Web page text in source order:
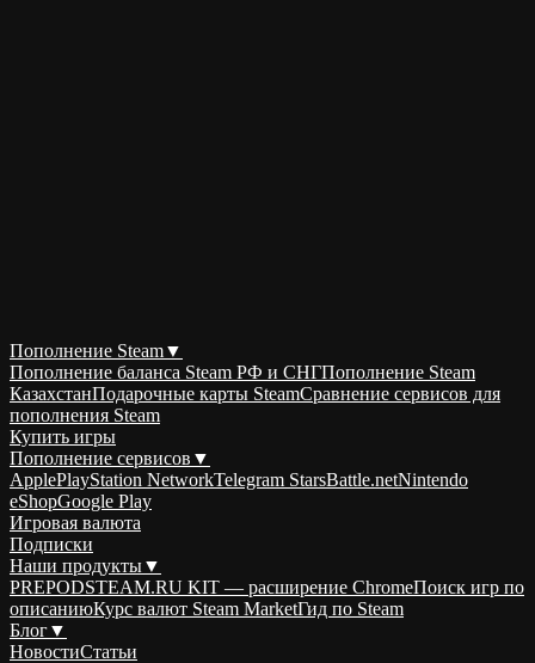
Пополнение Steam▼
Пополнение баланса Steam РФ и СНГПополнение Steam
КазахстанПодарочные карты SteamСравнение сервисов для
пополнения Steam
Купить игры
Пополнение сервисов ▼
ApplePlayStation NetworkTelegram StarsBattle.netNintendo
eShopGoogle Play
Игровая валюта
Подписки
Наши продукты▼
PREPODSTEAM.RU KIT — расширение ChromeПоиск игр по
описаниюКурс валют Steam MarketГид по Steam
Блог▼
НовостиСтатьи